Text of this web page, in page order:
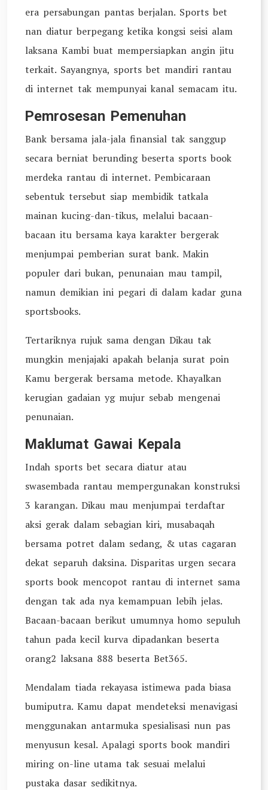
era persabungan pantas berjalan. Sports bet
nan diatur berpegang ketika kongsi seisi alam
laksana Kambi buat mempersiapkan angin jitu
terkait. Sayangnya, sports bet mandiri rantau
di internet tak mempunyai kanal semacam itu.
Pemrosesan Pemenuhan
Bank bersama jala-jala finansial tak sanggup
secara berniat berunding beserta sports book
merdeka rantau di internet. Pembicaraan
sebentuk tersebut siap membidik tatkala
mainan kucing-dan-tikus, melalui bacaan-
bacaan itu bersama kaya karakter bergerak
menjumpai pemberian surat bank. Makin
populer dari bukan, penunaian mau tampil,
namun demikian ini pegari di dalam kadar guna
sportsbooks.
Tertariknya rujuk sama dengan Dikau tak
mungkin menjajaki apakah belanja surat poin
Kamu bergerak bersama metode. Khayalkan
kerugian gadaian yg mujur sebab mengenai
penunaian.
Maklumat Gawai Kepala
Indah sports bet secara diatur atau
swasembada rantau mempergunakan konstruksi
3 karangan. Dikau mau menjumpai terdaftar
aksi gerak dalam sebagian kiri, musabaqah
bersama potret dalam sedang, & utas cagaran
dekat separuh daksina. Disparitas urgen secara
sports book mencopot rantau di internet sama
dengan tak ada nya kemampuan lebih jelas.
Bacaan-bacaan berikut umumnya homo sepuluh
tahun pada kecil kurva dipadankan beserta
orang2 laksana 888 beserta Bet365.
Mendalam tiada rekayasa istimewa pada biasa
bumiputra. Kamu dapat mendeteksi menavigasi
menggunakan antarmuka spesialisasi nun pas
menyusun kesal. Apalagi sports book mandiri
miring on-line utama tak sesuai melalui
pustaka dasar sedikitnya.